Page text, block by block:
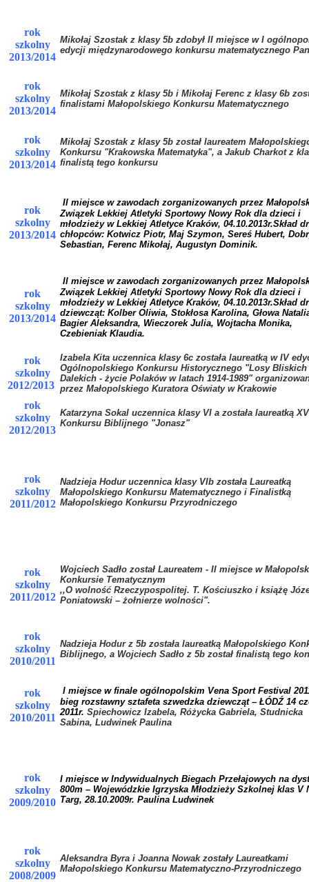
rok
szkolny
2013/2014
Mikołaj Szostak z klasy 5b zdobył II miejsce w I
edycji międzynarodowego konkursu matematycznego
rok
szkolny
2013/2014
Mikołaj Szostak z klasy 5b i Mikołaj Ferenc z klasy 6b
finalistami Małopolskiego Konkursu Matematycznego
rok
szkolny
2013/2014
Mikołaj Szostak z klasy 5b został laureatem
Konkursu "Krakowska Matematyka", a Jakub Charkot z
finalistą tego konkursu
rok
szkolny
2013/2014
II miejsce w zawodach zorganizowanych przez
Związek Lekkiej Atletyki Sportowy Nowy Rok dla dzieci i
młodzieży w Lekkiej Atletyce Kraków, 04.10.2013r.Skład
chłopców: Kotwicz Piotr, Maj Szymon, Sereś Hubert,
Sebastian, Ferenc Mikołaj, Augustyn Dominik.
rok
szkolny
2013/2014
II miejsce w zawodach zorganizowanych przez
Związek Lekkiej Atletyki Sportowy Nowy Rok dla dzieci i
młodzieży w Lekkiej Atletyce Kraków, 04.10.2013r.Skład
dziewcząt: Kolber Oliwia, Stokłosa Karolina, Głowa
Bagier Aleksandra, Wieczorek Julia, Wojtacha Monika,
Czebieniak Klaudia.
rok
szkolny
2012/2013
Izabela Kita uczennica klasy 6c została laureatką w IV
Ogólnopolskiego Konkursu Historycznego "Losy
Dalekich - życie Polaków w latach 1914-1989"
przez Małopolskiego Kuratora Oświaty w Krakowie
rok
szkolny
2012/2013
Katarzyna Sokal uczennica klasy VI a została laureatką
Konkursu Biblijnego "Jonasz"
rok
szkolny
2011/2012
Nadzieja Hodur uczennica klasy VIb została Laureatką
Małopolskiego Konkursu Matematycznego i Finalistką
Małopolskiego Konkursu Przyrodniczego
rok
szkolny
2011/2012
Wojciech Sadło został Laureatem - II miejsce w
Konkursie Tematycznym
,,O wolność Rzeczypospolitej. T. Kościuszko i książę
Poniatowski – żołnierze wolności".
rok
szkolny
2010/2011
Nadzieja Hodur z 5b została laureatką Małopolskiego
Biblijnego, a Wojciech Sadło z 5b został finalistą tego
rok
szkolny
2010/2011
I miejsce w finale ogólnopolskim Vena Sport Festival
bieg rozstawny sztafeta szwedzka dziewcząt – ŁÓDŹ 14
2011r. Spiechowicz Izabela, Różycka Gabriela, Studnicka
Sabina, Ludwinek Paulina
rok
szkolny
2009/2010
I miejsce w Indywidualnych Biegach Przełajowych na
800m – Wojewódzkie Igrzyska Młodzieży Szkolnej klas V
Targ, 28.10.2009r. Paulina Ludwinek
rok
szkolny
2008/2009
Aleksandra Byra i Joanna Nowak zostały Laureatkami
Małopolskiego Konkursu Matematyczno-Przyrodniczego